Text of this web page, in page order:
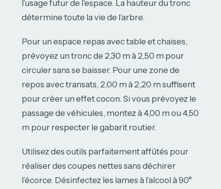
l’usage futur de l’espace. La hauteur du tronc
détermine toute la vie de l’arbre.
Pour un espace repas avec table et chaises,
prévoyez un tronc de 2,30 m à 2,50 m pour
circuler sans se baisser. Pour une zone de
repos avec transats, 2,00 m à 2,20 m suffisent
pour créer un effet cocon. Si vous prévoyez le
passage de véhicules, montez à 4,00 m ou 4,50
m pour respecter le gabarit routier.
Utilisez des outils parfaitement affûtés pour
réaliser des coupes nettes sans déchirer
l’écorce. Désinfectez les lames à l’alcool à 90°